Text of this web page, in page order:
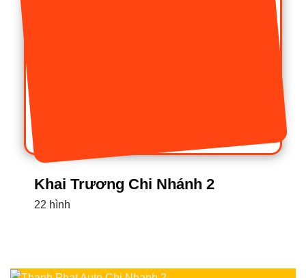
Khai Trương Chi Nhánh 2
22 hình